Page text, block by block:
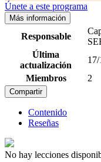
Únete a este programa
Más información
Responsable
Última
actualización
Miembros
2
Compartir
Contenido
Reseñas
No hay lecciones